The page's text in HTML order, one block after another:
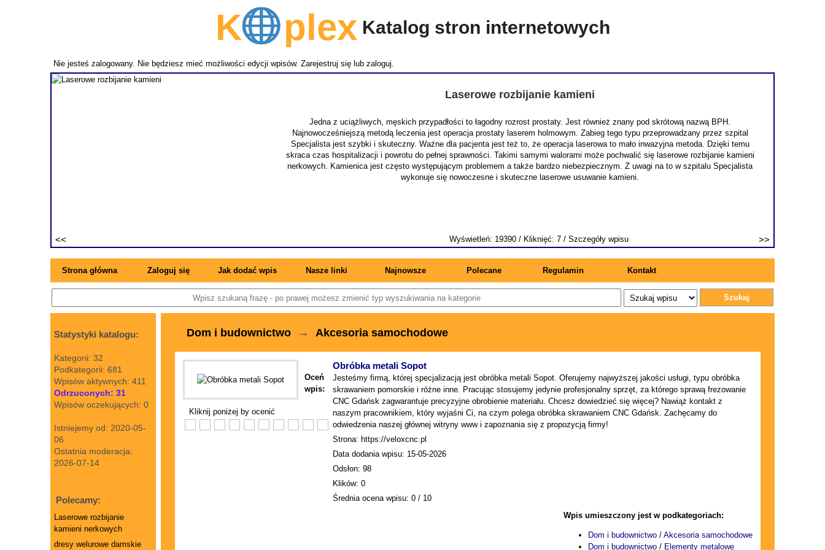
Kplex Katalog stron internetowych
Nie jesteś zalogowany. Nie będziesz mieć możliwości edycji wpisów. Zarejestruj się lub zaloguj.
Laserowe rozbijanie kamieni
Jedna z uciążliwych, męskich przypadłości to łagodny rozrost prostaty. Jest również znany pod skrótową nazwą BPH.
Najnowocześniejszą metodą leczenia jest operacja prostaty laserem holmowym. Zabieg tego typu przeprowadzany przez szpital
Specjalista jest szybki i skuteczny. Ważne dla pacjenta jest też to, że operacja laserowa to mało inwazyjna metoda. Dzięki temu
skraca czas hospitalizacji i powrotu do pełnej sprawności. Takimi samymi walorami może pochwalić się laserowe rozbijanie kamieni
nerkowych. Kamienica jest często występującym problemem a także bardzo niebezpiecznym. Z uwagi na to w szpitalu Specjalista
wykonuje się nowoczesne i skuteczne laserowe usuwanie kamieni.
Wyświetleń: 19390 / Kliknięć: 7 / Szczegóły wpisu
Strona główna Zaloguj się Jak dodać wpis Nasze linki Najnowsze Polecane Regulamin Kontakt
Szukaj
Statystyki katalogu:
Kategorii: 32
Podkategorii: 681
Wpisów aktywnych: 411
Odrzuconych: 31
Wpisów oczekujących: 0
Istniejemy od: 2020-05-
06
Ostatnia moderacja:
2026-07-14
Polecamy:
Laserowe rozbijanie
kamieni nerkowych
dresy welurowe damskie
Dom i budownictwo → Akcesoria samochodowe
Oceń
wpis:
Kliknij poniżej by ocenić
Obróbka metali Sopot
Jesteśmy firmą, której specjalizacją jest obróbka metali Sopot. Oferujemy najwyższej jakości usługi, typu obróbka
skrawaniem pomorskie i różne inne. Pracując stosujemy jedynie profesjonalny sprzęt, za którego sprawą frezowanie
CNC Gdańsk zagwarantuje precyzyjne obrobienie materiału. Chcesz dowiedzieć się więcej? Nawiąż kontakt z
naszym pracownikiem, który wyjaśni Ci, na czym polega obróbka skrawaniem CNC Gdańsk. Zachęcamy do
odwiedzenia naszej głównej witryny www i zapoznania się z propozycją firmy!
Strona: https://veloxcnc.pl
Data dodania wpisu: 15-05-2026
Odsłon: 98
Klików: 0
Średnia ocena wpisu: 0 / 10
Wpis umieszczony jest w podkategoriach:
Dom i budownictwo / Akcesoria samochodowe
Dom i budownictwo / Elementy metalowe